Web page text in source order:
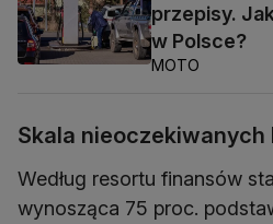
przepisy.
w Polsce?
MOTO
Skala nieoczekiwanych
Według resortu finansów
wynosząca 75 proc.